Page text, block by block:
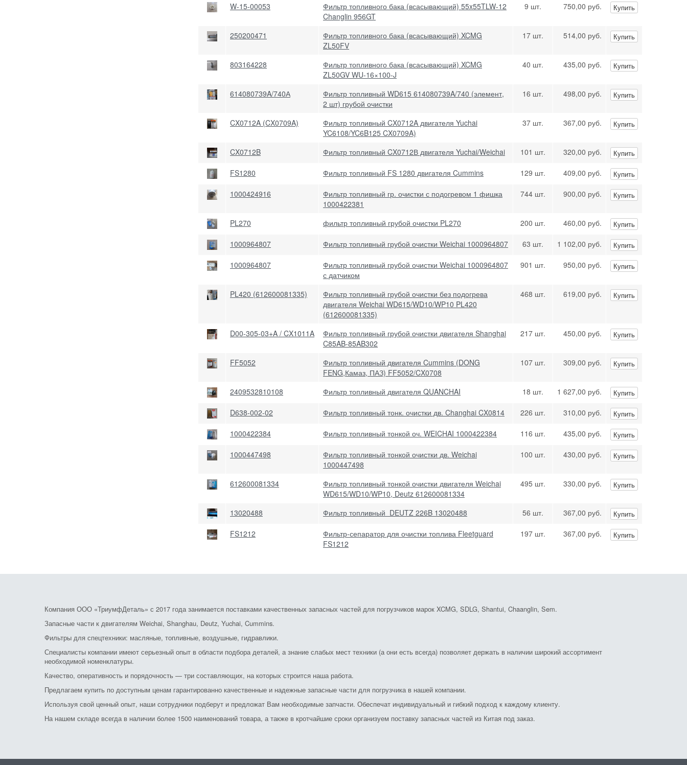
W-15-00053
Фильтр топливного бака (всасывающий) 55x55TLW-12
Changlin 956GT
9 шт. 750,00 руб. Купить
250200471
Фильтр топливного бака (всасывающий) XCMG
ZL50FV
17 шт. 514,00 руб. Купить
803164228
Фильтр топливного бака (всасывающий) XCMG
ZL50GV WU-16×100-J
40 шт. 435,00 руб. Купить
614080739A/740А
Фильтр топливный WD615 614080739A/740 (элемент,
2 шт) грубой очистки
16 шт. 498,00 руб. Купить
CX0712A (CX0709A)
Фильтр топливный CX0712A двигателя Yuchai
YC6108/YC6B125 CX0709A)
37 шт. 367,00 руб. Купить
CX0712B Фильтр топливный CX0712В двигателя Yuchai/Weichai 101 шт. 320,00 руб. Купить
FS1280 Фильтр топливный FS 1280 двигателя Cummins 129 шт. 409,00 руб. Купить
1000424916
Фильтр топливный гр. очистки с подогревом 1 фишка
1000422381
744 шт. 900,00 руб. Купить
PL270 фильтр топливный грубой очистки PL270 200 шт. 460,00 руб. Купить
1000964807 Фильтр топливный грубой очистки Weichai 1000964807 63 шт. 1 102,00 руб. Купить
1000964807
Фильтр топливный грубой очистки Weichai 1000964807
с датчиком
901 шт. 950,00 руб. Купить
PL420 (612600081335)
Фильтр топливный грубой очистки без подогрева
двигателя Weichai WD615/WD10/WP10 PL420
(612600081335)
468 шт. 619,00 руб. Купить
D00-305-03+A / CX1011A
Фильтр топливный грубой очистки двигателя Shanghai
C85AB-85AB302
217 шт. 450,00 руб. Купить
FF5052
Фильтр топливный двигателя Cummins (DONG
FENG,Камаз, ПАЗ) FF5052/CX0708
107 шт. 309,00 руб. Купить
2409532810108 Фильтр топливный двигателя QUANCHAI 18 шт. 1 627,00 руб. Купить
D638-002-02 Фильтр топливный тонк. очистки дв. Changhai CX0814 226 шт. 310,00 руб. Купить
1000422384 Фильтр топливный тонкой оч. WEICHAI 1000422384 116 шт. 435,00 руб. Купить
1000447498
Фильтр топливный тонкой очистки дв. Weichai
1000447498
100 шт. 430,00 руб. Купить
612600081334
Фильтр топливный тонкой очистки двигателя Weichai
WD615/WD10/WP10, Deutz 612600081334
495 шт. 330,00 руб. Купить
13020488 Фильтр топливный DEUTZ 226B 13020488 56 шт. 367,00 руб. Купить
FS1212
Фильтр-сепаратор для очистки топлива Fleetguard
FS1212
197 шт. 367,00 руб. Купить
Компания ООО «ТриумфДеталь» с 2017 года занимается поставками качественных запасных частей для погрузчиков марок XCMG, SDLG, Shantui, Chaanglin, Sem.
Запасные части к двигателям Weichai, Shanghau, Deutz, Yuchai, Cummins.
Фильтры для спецтехники: масляные, топливные, воздушные, гидравлики.
Специалисты компании имеют серьезный опыт в области подбора деталей, а знание слабых мест техники (а они есть всегда) позволяет держать в наличии широкий ассортимент
необходимой номенклатуры.
Качество, оперативность и порядочность — три составляющих, на которых строится наша работа.
Предлагаем купить по доступным ценам гарантированно качественные и надежные запасные части для погрузчика в нашей компании.
Используя свой ценный опыт, наши сотрудники подберут и предложат Вам необходимые запчасти. Обеспечат индивидуальный и гибкий подход к каждому клиенту.
На нашем складе всегда в наличии более 1500 наименований товара, а также в кротчайшие сроки организуем поставку запасных частей из Китая под заказ.